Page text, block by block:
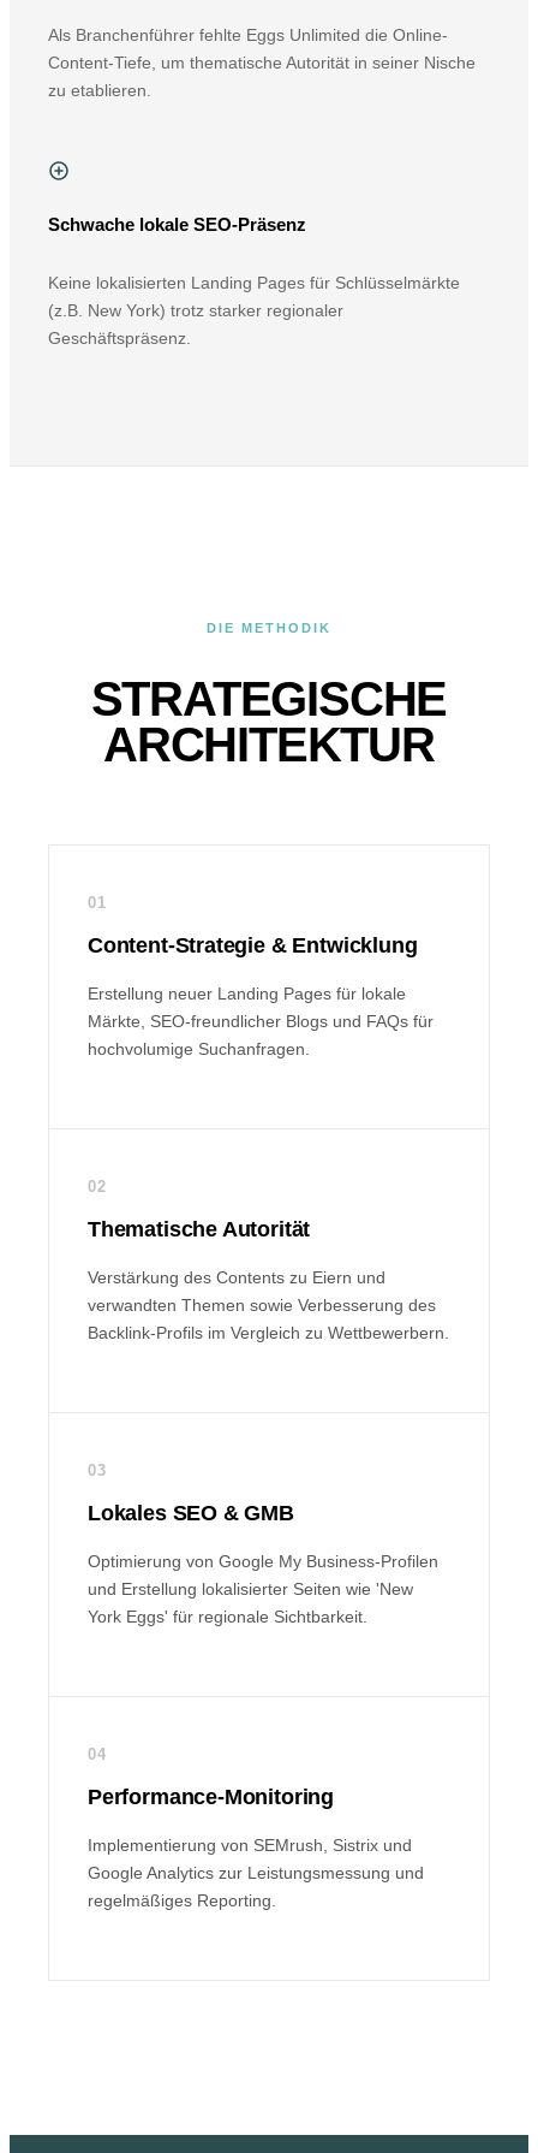
Als Branchenführer fehlte Eggs Unlimited die Online-
Content-Tiefe, um thematische Autorität in seiner Nische
zu etablieren.
Schwache lokale SEO-Präsenz
Keine lokalisierten Landing Pages für Schlüsselmärkte
(z.B. New York) trotz starker regionaler
Geschäftspräsenz.
DIE METHODIK
STRATEGISCHE
ARCHITEKTUR
01
Content-Strategie & Entwicklung
Erstellung neuer Landing Pages für lokale
Märkte, SEO-freundlicher Blogs und FAQs für
hochvolumige Suchanfragen.
02
Thematische Autorität
Verstärkung des Contents zu Eiern und
verwandten Themen sowie Verbesserung des
Backlink-Profils im Vergleich zu Wettbewerbern.
03
Lokales SEO & GMB
Optimierung von Google My Business-Profilen
und Erstellung lokalisierter Seiten wie 'New
York Eggs' für regionale Sichtbarkeit.
04
Performance-Monitoring
Implementierung von SEMrush, Sistrix und
Google Analytics zur Leistungsmessung und
regelmäßiges Reporting.